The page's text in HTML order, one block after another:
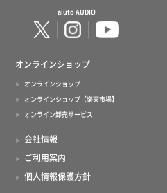
aiuto AUDIO
オンラインショップ
オンラインショップ
オンラインショップ【楽天市場】
オンライン卸売サービス
会社情報
ご利用案内
個人情報保護方針